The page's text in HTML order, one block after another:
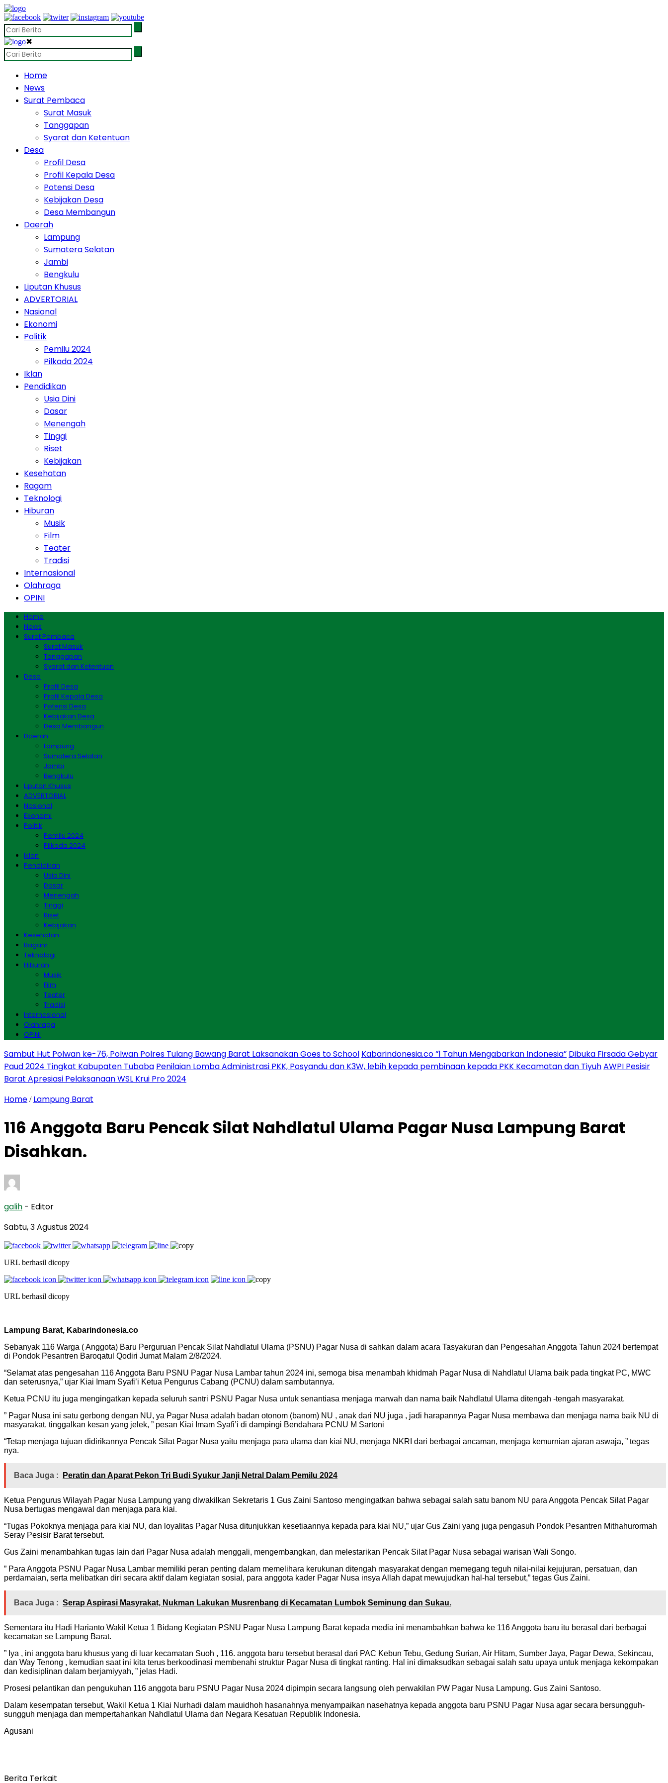
✖
Home
News
Surat Pembaca
Surat Masuk
Tanggapan
Syarat dan Ketentuan
Desa
Profil Desa
Profil Kepala Desa
Potensi Desa
Kebijakan Desa
Desa Membangun
Daerah
Lampung
Sumatera Selatan
Jambi
Bengkulu
Liputan Khusus
ADVERTORIAL
Nasional
Ekonomi
Politik
Pemilu 2024
Pilkada 2024
Iklan
Pendidikan
Usia Dini
Dasar
Menengah
Tinggi
Riset
Kebijakan
Kesehatan
Ragam
Teknologi
Hiburan
Musik
Film
Teater
Tradisi
Internasional
Olahraga
OPINI
Home
News
Surat Pembaca
Surat Masuk
Tanggapan
Syarat dan Ketentuan
Desa
Profil Desa
Profil Kepala Desa
Potensi Desa
Kebijakan Desa
Desa Membangun
Daerah
Lampung
Sumatera Selatan
Jambi
Bengkulu
Liputan Khusus
ADVERTORIAL
Nasional
Ekonomi
Politik
Pemilu 2024
Pilkada 2024
Iklan
Pendidikan
Usia Dini
Dasar
Menengah
Tinggi
Riset
Kebijakan
Kesehatan
Ragam
Teknologi
Hiburan
Musik
Film
Teater
Tradisi
Internasional
Olahraga
OPINI
Sambut Hut Polwan ke-76, Polwan Polres Tulang Bawang Barat Laksanakan Goes to School Kabarindonesia.co “1 Tahun Mengabarkan Indonesia” Dibuka Firsada Gebyar
Paud 2024 Tingkat Kabupaten Tubaba Penilaian Lomba Administrasi PKK, Posyandu dan K3W, lebih kepada pembinaan kepada PKK Kecamatan dan TiyuhAWPI Pesisir
Barat Apresiasi Pelaksanaan WSL Krui Pro 2024
Home / Lampung Barat
116 Anggota Baru Pencak Silat Nahdlatul Ulama Pagar Nusa Lampung Barat
Disahkan.
galih - Editor
Sabtu, 3 Agustus 2024
URL berhasil dicopy
URL berhasil dicopy
Lampung Barat, Kabarindonesia.co
Sebanyak 116 Warga ( Anggota) Baru Perguruan Pencak Silat Nahdlatul Ulama (PSNU) Pagar Nusa di sahkan dalam acara Tasyakuran dan Pengesahan Anggota Tahun 2024 bertempat
di Pondok Pesantren Baroqatul Qodiri Jumat Malam 2/8/2024.
“Selamat atas pengesahan 116 Anggota Baru PSNU Pagar Nusa Lambar tahun 2024 ini, semoga bisa menambah khidmah Pagar Nusa di Nahdlatul Ulama baik pada tingkat PC, MWC
dan seterusnya,” ujar Kiai Imam Syafi’i Ketua Pengurus Cabang (PCNU) dalam sambutannya.
Ketua PCNU itu juga mengingatkan kepada seluruh santri PSNU Pagar Nusa untuk senantiasa menjaga marwah dan nama baik Nahdlatul Ulama ditengah -tengah masyarakat.
” Pagar Nusa ini satu gerbong dengan NU, ya Pagar Nusa adalah badan otonom (banom) NU , anak dari NU juga , jadi harapannya Pagar Nusa membawa dan menjaga nama baik NU di
masyarakat, tinggalkan kesan yang jelek, ” pesan Kiai Imam Syafi’i di dampingi Bendahara PCNU M Sartoni
“Tetap menjaga tujuan didirikannya Pencak Silat Pagar Nusa yaitu menjaga para ulama dan kiai NU, menjaga NKRI dari berbagai ancaman, menjaga kemurnian ajaran aswaja, ” tegas
nya.
Baca Juga : Peratin dan Aparat Pekon Tri Budi Syukur Janji Netral Dalam Pemilu 2024
Ketua Pengurus Wilayah Pagar Nusa Lampung yang diwakilkan Sekretaris 1 Gus Zaini Santoso mengingatkan bahwa sebagai salah satu banom NU para Anggota Pencak Silat Pagar
Nusa bertugas mengawal dan menjaga para kiai.
“Tugas Pokoknya menjaga para kiai NU, dan loyalitas Pagar Nusa ditunjukkan kesetiaannya kepada para kiai NU,” ujar Gus Zaini yang juga pengasuh Pondok Pesantren Mithahurormah
Seray Pesisir Barat tersebut.
Gus Zaini menambahkan tugas lain dari Pagar Nusa adalah menggali, mengembangkan, dan melestarikan Pencak Silat Pagar Nusa sebagai warisan Wali Songo.
” Para Anggota PSNU Pagar Nusa Lambar memiliki peran penting dalam memelihara kerukunan ditengah masyarakat dengan memegang teguh nilai-nilai kejujuran, persatuan, dan
perdamaian, serta melibatkan diri secara aktif dalam kegiatan sosial, para anggota kader Pagar Nusa insya Allah dapat mewujudkan hal-hal tersebut,” tegas Gus Zaini.
Baca Juga : Serap Aspirasi Masyrakat, Nukman Lakukan Musrenbang di Kecamatan Lumbok Seminung dan Sukau.
Sementara itu Hadi Harianto Wakil Ketua 1 Bidang Kegiatan PSNU Pagar Nusa Lampung Barat kepada media ini menambahkan bahwa ke 116 Anggota baru itu berasal dari berbagai
kecamatan se Lampung Barat.
” Iya , ini anggota baru khusus yang di luar kecamatan Suoh , 116. anggota baru tersebut berasal dari PAC Kebun Tebu, Gedung Surian, Air Hitam, Sumber Jaya, Pagar Dewa, Sekincau,
dan Way Tenong , kemudian saat ini kita terus berkoodinasi membenahi struktur Pagar Nusa di tingkat ranting. Hal ini dimaksudkan sebagai salah satu upaya untuk menjaga kekompakan
dan kedisiplinan dalam berjamiyyah, ” jelas Hadi.
Prosesi pelantikan dan pengukuhan 116 anggota baru PSNU Pagar Nusa 2024 dipimpin secara langsung oleh perwakilan PW Pagar Nusa Lampung. Gus Zaini Santoso.
Dalam kesempatan tersebut, Wakil Ketua 1 Kiai Nurhadi dalam mauidhoh hasanahnya menyampaikan nasehatnya kepada anggota baru PSNU Pagar Nusa agar secara bersungguh-
sungguh menjaga dan mempertahankan Nahdlatul Ulama dan Negara Kesatuan Republik Indonesia.
Agusani
Berita Terkait